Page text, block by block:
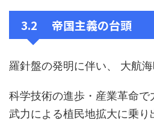
3.2 帝国主義の台頭
羅針盤の発明に伴い、 大航海
科学技術の進歩・産業革命
武力による植民地拡大に乗り